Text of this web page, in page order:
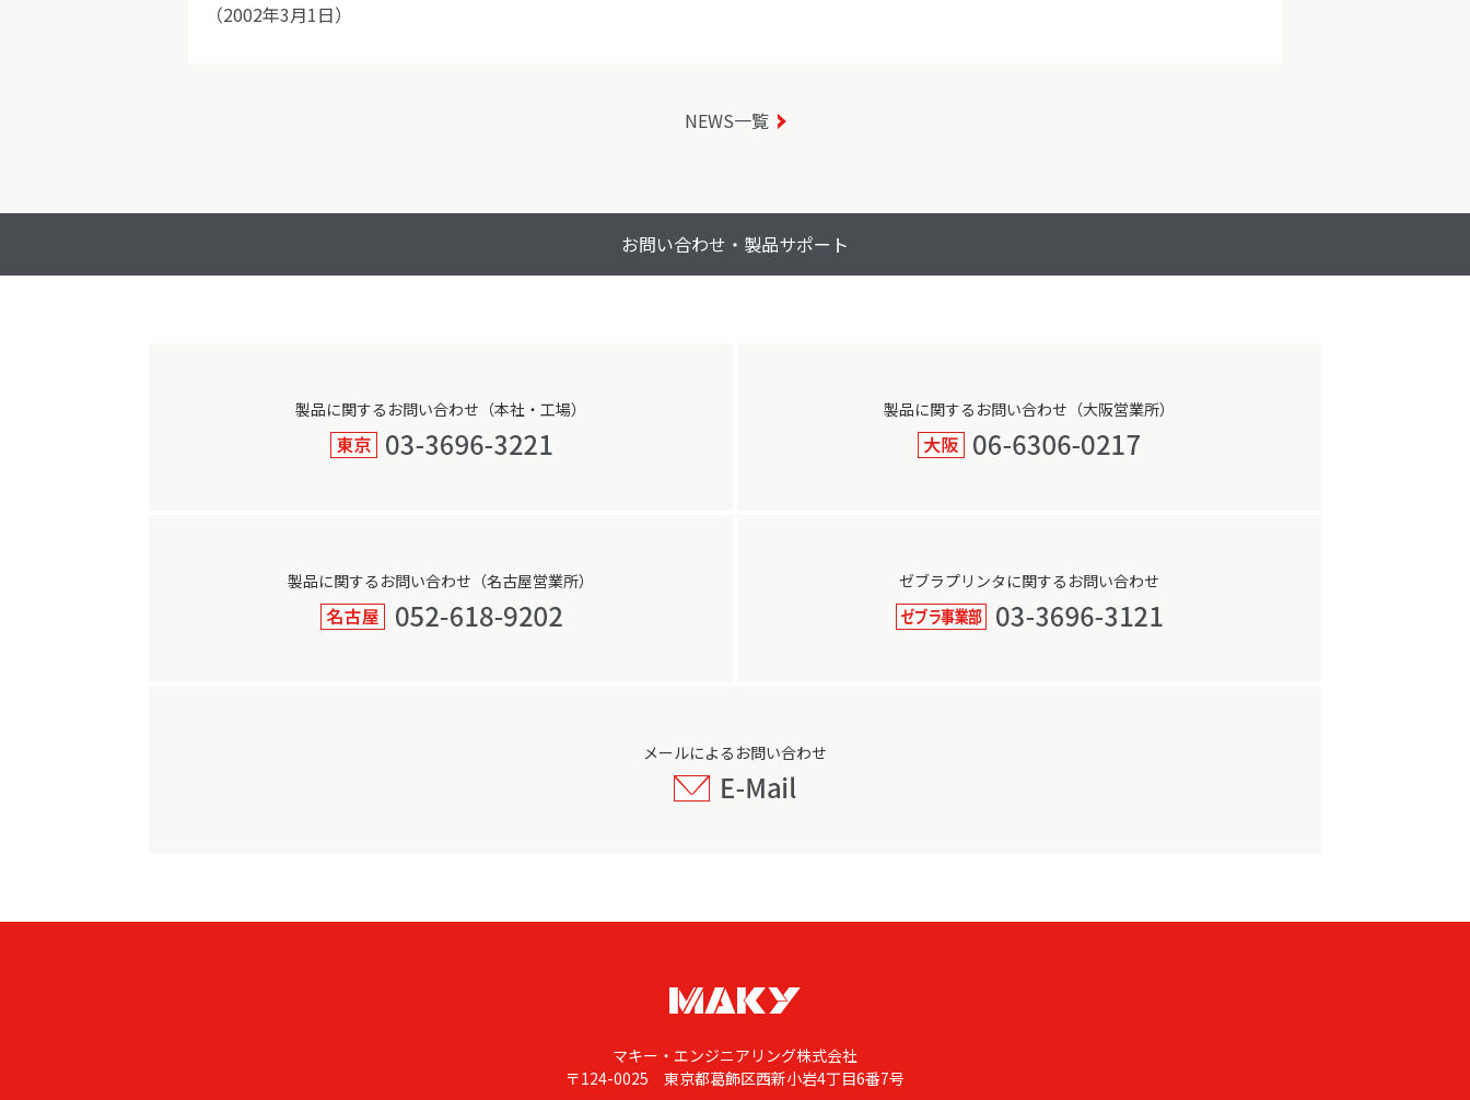
（2002年3月1日）
NEWS一覧
お問い合わせ・製品サポート
製品に関するお問い合わせ（本社・工場） 製品に関するお問い合わせ（大阪営業所）
製品に関するお問い合わせ（名古屋営業所） ゼブラプリンタに関するお問い合わせ
メールによるお問い合わせ
マキー・エンジニアリング株式会社
〒124-0025 東京都葛飾区西新小岩4丁目6番7号